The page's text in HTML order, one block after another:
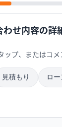
わせ内容の詳
ップ、またはコ
見積もり ロー